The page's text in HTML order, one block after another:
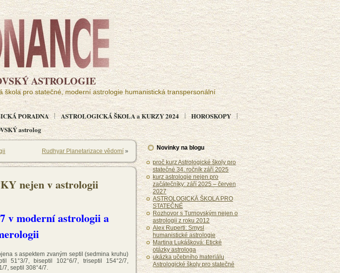
ASTROLOGIE
škola pro statečné, moderní astrologie humanistická transpersonální
PORADNA ASTROLOGICKÁ ŠKOLA a KURZY 2024
HOROSKOPY
astrolog
Rudhyar Planetarizace vědomí »
nejen v astrologii
v moderní astrologii a
s aspektem zvaným septil (sedmina kruhu)
51°3/7, biseptil 102°6/7, triseptil 154°2/7,
7, septil 308°4/7.
Novinky na blogu
proč kurz Astrologické školy pro
statečné 34. ročník září 2025
kurz astrologie nejen pro
začátečníky: září 2025 – červen
2027
ASTROLOGICKÁ ŠKOLA PRO
STATEČNÉ
Rozhovor s Turnovským nejen o
astrologii z roku 2012
Alex Ruperti: Smysl
humanistické astrologie
Martina Lukášková: Etické
otázky astrologa
ukázka učebního materiálu
Astrologické školy pro statečné